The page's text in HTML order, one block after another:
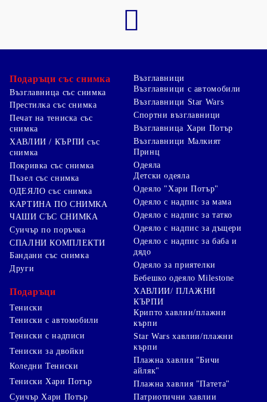
Подаръци със снимка
Възглавница със снимка
Престилка със снимка
Печат на тениска със
снимка
ХАВЛИИ / КЪРПИ със
снимка
Покривка със снимка
Пъзел със снимка
ОДЕЯЛО със снимка
КАРТИНА ПО СНИМКА
ЧАШИ СЪС СНИМКА
Суичър по поръчка
СПАЛНИ КОМПЛЕКТИ
Бандани със снимка
Други
Подаръци
Тениски
Тениски с автомобили
Тениски с надписи
Тениски за двойки
Коледни Тениски
Тениски Хари Потър
Суичър Хари Потър
Възглавници
Възглавници с автомобили
Възглавници Star Wars
Спортни възглавници
Възглавница Хари Потър
Възглавници Малкият
Принц
Одеяла
Детски одеяла
Одеяло "Хари Потър"
Одеяло с надпис за мама
Одеяло с надпис за татко
Одеяло с надпис за дъщери
Одеяло с надпис за баба и
дядо
Одеяло за приятелки
Бебешко одеяло Milestone
ХАВЛИИ/ ПЛАЖНИ
КЪРПИ
Крипто хавлии/плажни
кърпи
Star Wars хавлии/плажни
кърпи
Плажна хавлия "Бичи
айляк"
Плажна хавлия "Патета"
Патриотични хавлии